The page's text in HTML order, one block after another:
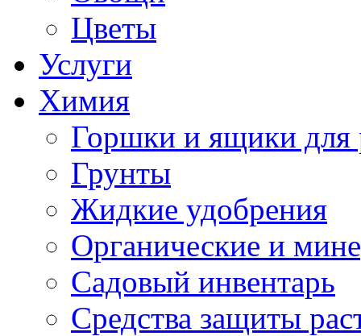
Цветы
Услуги
Химия
Горшки и ящики для
Грунты
Жидкие удобрения
Органические и
Садовый инвентарь
Средства защиты